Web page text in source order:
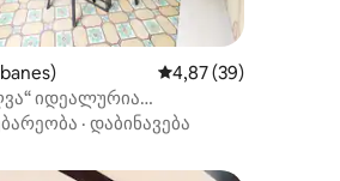
4,8, 10 მიმოხილვა
საშუალო შეფასებაა
4,87 (39)
იდეალურია
· დაბინავება